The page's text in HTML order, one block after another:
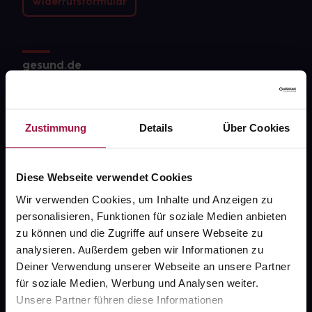
Zustimmung Details Über Cookies
Diese Webseite verwendet Cookies
Wir verwenden Cookies, um Inhalte und Anzeigen zu
personalisieren, Funktionen für soziale Medien anbieten
zu können und die Zugriffe auf unsere Webseite zu
analysieren. Außerdem geben wir Informationen zu
Deiner Verwendung unserer Webseite an unsere Partner
für soziale Medien, Werbung und Analysen weiter.
Unsere Partner führen diese Informationen
gesund.de
Karriere
Newsletter
Barrierefreiheitserklärung
PAYBACK
gesund-versorger.de
Sanitätshäuser
Datenschutz
AGB